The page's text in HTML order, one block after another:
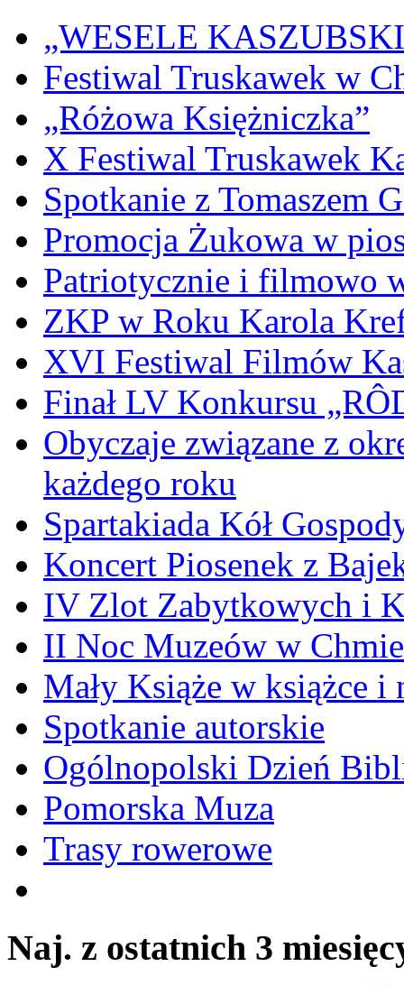
„WESELE
Festiwal Truskawek w
„Różowa Księżniczka”
X Festiwal Truskawek
Spotkanie z Tomaszem
Promocja Żukowa w
Patriotycznie i filmowo
ZKP w Roku Karola
XVI Festiwal Filmów
Finał LV Konkursu
Obyczaje związane z
każdego roku
Spartakiada Kół
Koncert Piosenek z
IV Zlot Zabytkowych i
II Noc Muzeów w
Mały Książe w książce i
Spotkanie autorskie
Ogólnopolski Dzień
Pomorska Muza
Trasy rowerowe
Naj. z ostatnich 3